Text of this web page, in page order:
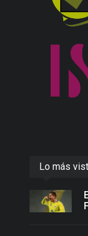
Lo más